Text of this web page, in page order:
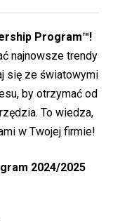
Program™!
najnowsze trendy
się ze światowymi
by otrzymać od
To wiedza,
w Twojej firmie!
2024/2025